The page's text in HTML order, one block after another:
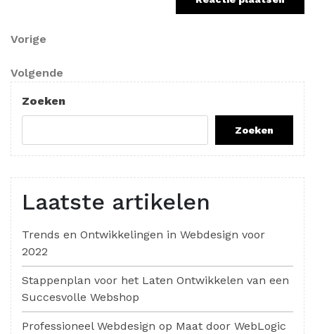
Berichtnavigatie
Vorig
Vorige
Volgend
bericht
Volgende
Zoeken
Zoeken
Laatste artikelen
Trends en Ontwikkelingen in Webdesign voor
2022
Stappenplan voor het Laten Ontwikkelen van een
Succesvolle Webshop
Professioneel Webdesign op Maat door WebLogic